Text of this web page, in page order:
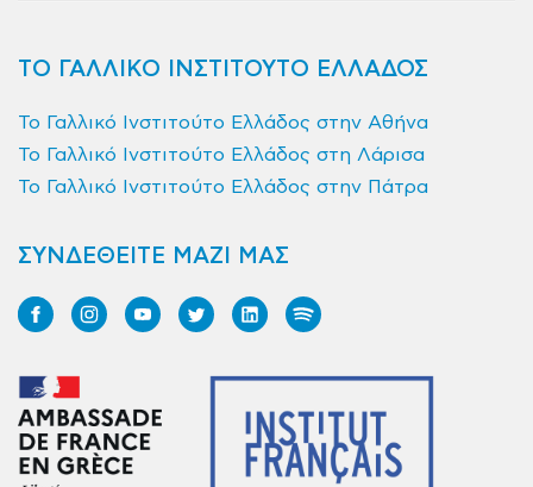
ΤΟ ΓΑΛΛΙΚΟ ΙΝΣΤΙΤΟΥΤΟ ΕΛΛΑΔΟΣ
Το Γαλλικό Ινστιτούτο Ελλάδος στην Αθήνα
Το Γαλλικό Ινστιτούτο Ελλάδος στη Λάρισα
Το Γαλλικό Ινστιτούτο Ελλάδος στην Πάτρα
ΣΥΝΔΕΘΕΙΤΕ ΜΑΖΙ ΜΑΣ